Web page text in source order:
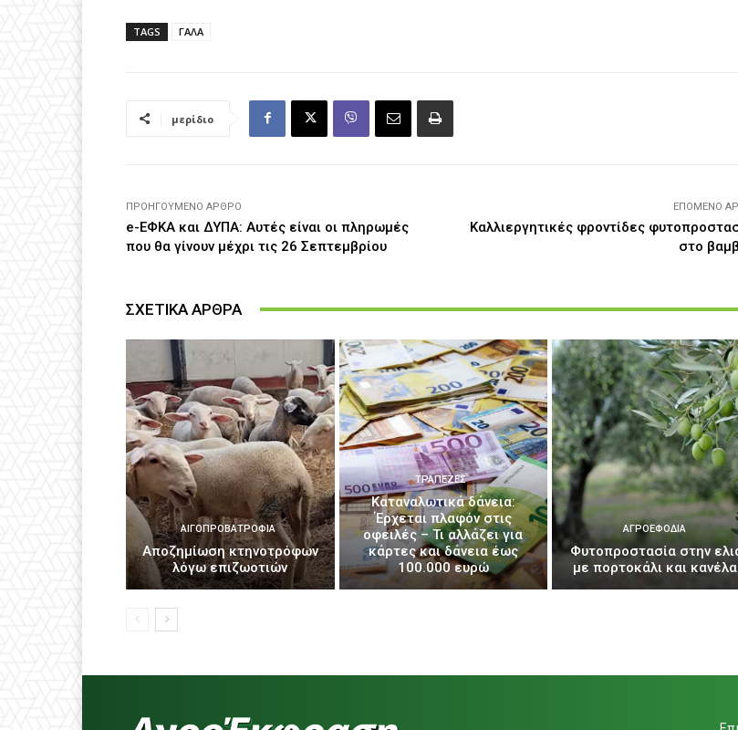
TAGS ΓΑΛΑ
μερίδιο
ΠΡΟΗΓΟΎΜΕΝΟ ΆΡΘΡΟ
e-ΕΦΚΑ και ΔΥΠΑ: Αυτές είναι οι πληρωμές
που θα γίνουν μέχρι τις 26 Σεπτεμβρίου
ΕΠΌΜΕΝΟ
Καλλιεργητικές φροντίδες
στο
ΣΧΕΤΙΚΑ ΑΡΘΡΑ
ΑΙΓΟΠΡΟΒΑΤΡΟΦΊΑ
Αποζημίωση κτηνοτρόφων
λόγω επιζωοτιών
ΤΡΆΠΕΖΕΣ
Καταναλωτικά δάνεια:
Έρχεται πλαφόν στις
οφειλές – Τι αλλάζει για
κάρτες και δάνεια έως
100.000 ευρώ
ΑΓΡΟΕΦΌΔΙΑ
Φυτοπροστασία στην
με πορτοκάλι και